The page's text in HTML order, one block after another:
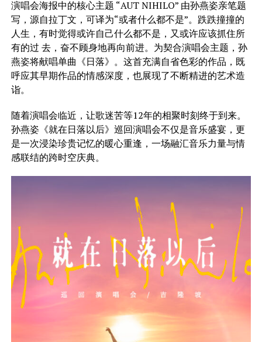
演唱会海报中的核心主题 “AUT NIHILO” 由孙燕姿亲笔题
写，源自拉丁文，可译为“或者什么都不是”。跌跌撞撞的
人生，有时觉得或许自己什么都不是，又或许应该抓住所
有的过 去，奋不顾身地再向前进。为契合演唱会主题，孙
燕姿将献唱单曲《日落》。这首充满自省色彩的作品，既
呼应其早期作品的情感深度，也展现了不断精进的艺术造
诣。
随着演唱会临近，让歌迷苦等12年的相聚时刻终于到来。
孙燕姿《就在日落以后》巡回演唱会不仅是音乐盛宴，更
是一次浸染珍贵记忆的暖心重逢，一场融汇音乐力量与情
感联结的跨时空庆典。